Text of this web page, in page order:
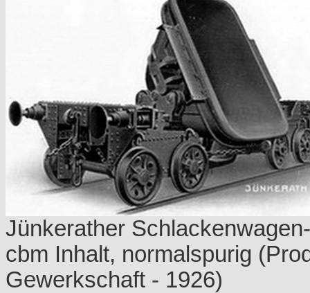
Jünkerather
cbm Inhalt, normalspurig
Gewerkschaft - 1926)